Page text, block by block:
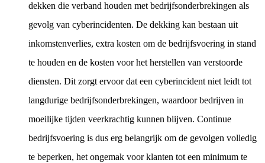
dekken die verband houden met bedrijfsonderbrekingen als
gevolg van cyberincidenten. De dekking kan bestaan uit
inkomstenverlies, extra kosten om de bedrijfsvoering in stand
te houden en de kosten voor het herstellen van verstoorde
diensten. Dit zorgt ervoor dat een cyberincident niet leidt tot
langdurige bedrijfsonderbrekingen, waardoor bedrijven in
moeilijke tijden veerkrachtig kunnen blijven. Continue
bedrijfsvoering is dus erg belangrijk om de gevolgen volledig
te beperken, het ongemak voor klanten tot een minimum te